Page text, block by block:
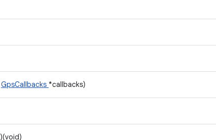
GpsCallbacks *callbacks)
)(void)